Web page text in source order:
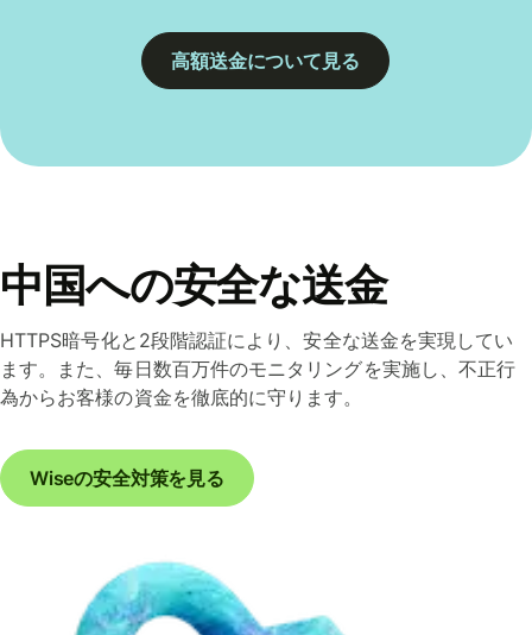
高額送金について見る
中国への安全な送金
HTTPS暗号化と2段階認証により、安全な送金を実現してい
ます。また、毎日数百万件のモニタリングを実施し、不正行
為からお客様の資金を徹底的に守ります。
Wiseの安全対策を見る